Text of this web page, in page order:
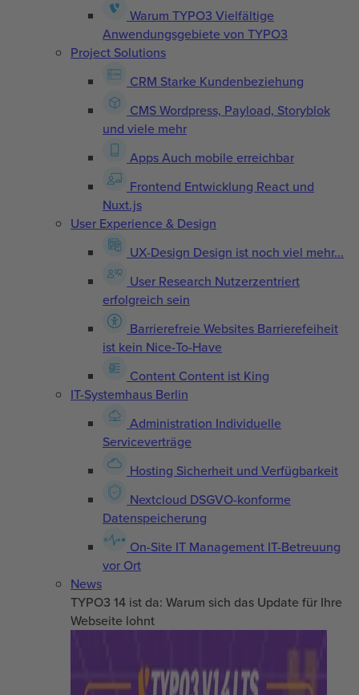
Warum TYPO3 Vielfältige
Anwendungsgebiete von TYPO3
Project Solutions
CRM Starke Kundenbeziehung
CMSWordpress, Payload, Storyblok
und viele mehr
AppsAuch mobile erreichbar
Frontend Entwicklung React und
Nuxt.js
User Experience & Design
UX-Design Design ist noch viel mehr...
User Research Nutzerzentriert
erfolgreich sein
Barrierefreie Websites Barrierefeiheit
ist kein Nice-To-Have
Content Content ist King
IT-Systemhaus Berlin
Administration Individuelle
Serviceverträge
Hosting Sicherheit und Verfügbarkeit
Nextcloud DSGVO-konforme
Datenspeicherung
On-Site IT Management IT-Betreuung
vor Ort
News
TYPO3 14 ist da: Warum sich das Update für Ihre
Webseite lohnt